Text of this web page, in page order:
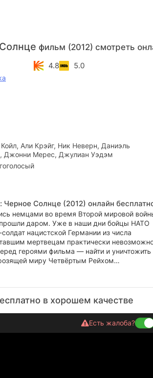
фильм (2012) смотреть
4.8 5.0
Али Крэйг, Ник Неверн, Даниэль
Джонни Мерес, Джулиан Уэдэм
Солнце (2012) онлайн
немцами во время Второй мировой
даром. Уже в наши дни бойцы НАТО
нацистской Германии из числа
мертвецам практически
героями фильма — найти и уничтожить
миру Четвёртым Рейхом…
в хорошем качестве
Есть жалоба?